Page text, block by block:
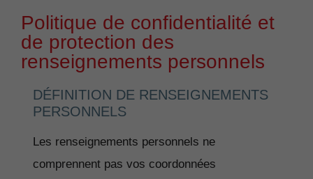
Politique de confidentialité et
de protection des
renseignements personnels
DÉFINITION DE RENSEIGNEMENTS
PERSONNELS
Les renseignements personnels ne
comprennent pas vos coordonnées